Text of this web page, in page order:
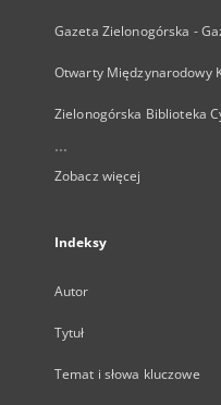
Gazeta Zielonogórska -
Otwarty Międzynarodowy
Zielonogórska Biblioteka
...
Zobacz więcej
Indeksy
Autor
Tytuł
Temat i słowa kluczowe